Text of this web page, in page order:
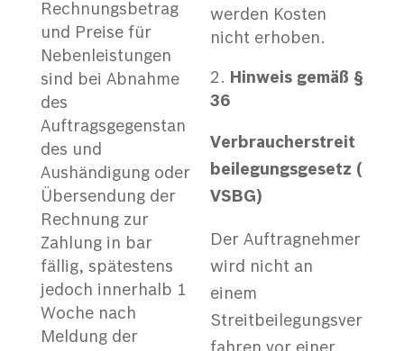
Rechnungsbetrag
und Preise für
Nebenleistungen
sind bei Abnahme
des
Auftragsgegenstan
des und
Aushändigung oder
Übersendung der
Rechnung zur
Zahlung in bar
fällig, spätestens
jedoch innerhalb 1
Woche nach
Meldung der
werden Kosten
nicht erhoben.
Hinweis gemäß §
36
Verbraucherstreit
beilegungsgesetz (
VS BG)
Der Auftragnehmer
wird nicht an
einem
Streitbeilegungsver
fahren vor einer